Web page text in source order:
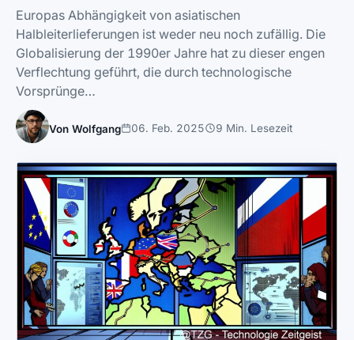
Europas Abhängigkeit von asiatischen
Halbleiterlieferungen ist weder neu noch zufällig. Die
Globalisierung der 1990er Jahre hat zu dieser engen
Verflechtung geführt, die durch technologische
Vorsprünge…
Von Wolfgang 06. Feb. 2025 9 Min. Lesezeit